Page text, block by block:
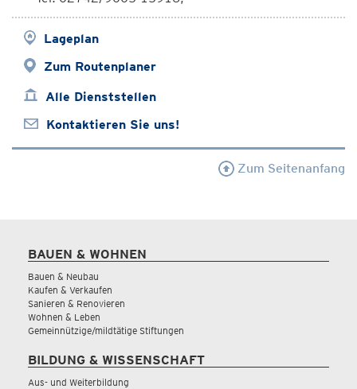
Lageplan
Zum Routenplaner
Alle Dienststellen
Kontaktieren Sie uns!
Zum Seitenanfang
BAUEN & WOHNEN
Bauen & Neubau
Kaufen & Verkaufen
Sanieren & Renovieren
Wohnen & Leben
Gemeinnützige/mildtätige Stiftungen
BILDUNG & WISSENSCHAFT
Aus- und Weiterbildung